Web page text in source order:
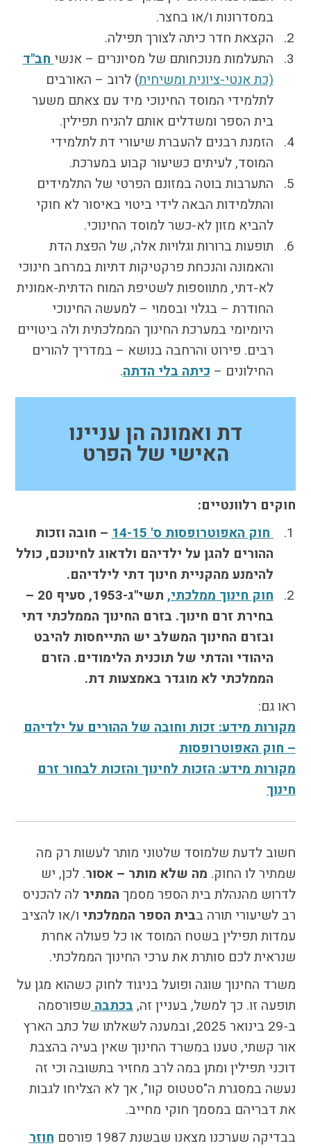
במסדרונות ו/או בחצר.
הקצאת חדר כיתה לצורך תפילה.
התעלמות מנוכחותם של מסיונרים – אנשיחב"ד
(כת אנטי-ציונית ומשיחית) לרוב – האורבים
לתלמידי המוסד החינוכי מיד עם צאתם משער
בית הספר ומשדלים אותם להניח תפילין.
הזמנת רבנים להעברת שיעורי דת לתלמידי
המוסד, לעיתים כשיעור קבוע במערכת.
התערבות בוטה במזונם הפרטי של התלמידים
והתלמידות הבאה לידי ביטוי באיסור לא חוקי
להביא מזון לא-כשר למוסד החינוכי.
תופעות ברורות וגלויות אלה, של הפצת הדת
והאמונה והנכחת פרקטיקות דתיות במרחב חינוכי
לא-דתי, מתווספות לשטיפת המוח הדתית-אמונית
החודרת – בגלוי ובסמוי – למעשה החינוכי
היומיומי במערכת החינוך הממלכתית ולה ביטויים
רבים. פירוט והרחבה בנושא – במדריך להורים
החילונים –כיתה בלי הדתה.
דת ואמונה הן עניינו
האישי של הפרט
חוקים רלוונטיים:
חוק האפוטרופסות ס' 14-15
– חובה וזכות
ההורים להגן על ילדיהם ולדאוג לחינוכם, כולל
להימנע מהקניית חינוך דתי לילדיהם.
חוק חינוך ממלכתי,
תשי"ג-1953, סעיף 20 –
בחירת זרם חינוך. בזרם החינוך הממלכתי דתי
ובזרם החינוך המשלב יש התייחסות להיבט
היהודי והדתי של תוכנית הלימודים. הזרם
הממלכתי לא מוגדר באמצעות דת.
ראו גם:
מקורות מידע: זכות וחובה של ההורים על ילדיהם
– חוק האפוטרופסות
מקורות מידע: הזכות לחינוך והזכות לבחור זרם
חינוך
חשוב לדעת שלמוסד שלטוני מותר לעשות רק מה
שמתיר לו החוק. מה שלא מותר – אסור. לכן, יש
לדרוש מהנהלת בית הספר מסמך המתיר לה להכניס
רב לשיעורי תורה בבית הספר הממלכתי ו/או להציב
עמדות תפילין בשטח המוסד או כל פעולה אחרת
שנראית לכם סותרת את ערכי החינוך הממלכתי.
משרד החינוך שוגה ופועל בניגוד לחוק כשהוא מגן על
תופעה זו. כך למשל, בעניין זה,בכתבהשפורסמה
ב-29 בינואר 2025, ובמענה לשאלתו של כתב הארץ
אור קשתי, טענו במשרד החינוך שאין בעיה בהצבת
דוכני תפילין ומתן במה לרב מחזיר בתשובה וכי זה
נעשה במסגרת ה"סטטוס קוו", אך לא הצליחו לגבות
את דבריהם במסמך חוקי מחייב.
בבדיקה שערכנו מצאנו שבשנת 1987 פורסם
חוזר